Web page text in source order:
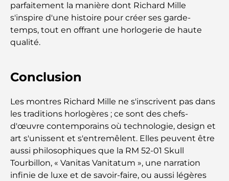
Les 10 pays les plus riches du monde
Activités à faire avec des enfants à Dubaï : un
Les meilleurs complexes hôteliers balnéaires de
Lieux romantiques à Dubaï pour des moments
inoubliables
Les meilleures options de séjour à Dubaï : Hôtels
et complexes hôteliers de premier plan
parfaitement la manière dont Richard Mille
s'inspire d'une histoire pour créer ses garde-
temps, tout en offrant une horlogerie de haute
qualité.
Conclusion
Les montres Richard Mille ne s'inscrivent pas dans
les traditions horlogères ; ce sont des chefs-
d'œuvre contemporains où technologie, design et
art s'unissent et s'entremêlent. Elles peuvent être
aussi philosophiques que la RM 52-01 Skull
Tourbillon, « Vanitas Vanitatum », une narration
infinie de luxe et de savoir-faire, ou aussi légères